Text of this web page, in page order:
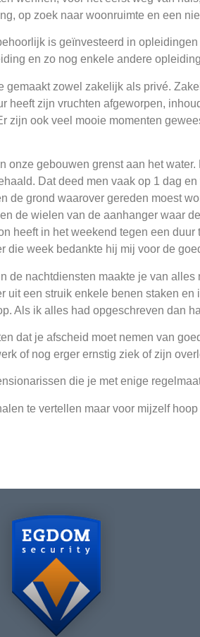
op zoek naar woonruimte en een
is geïnvesteerd in
en zo nog enkele andere
gemaakt zowel zakelijk als privé.
heeft zijn vruchten afgeworpen,
zijn ook veel mooie momenten
onze gebouwen grenst aan het
Dat deed men vaak op 1 dag
de grond waarover gereden moest
de wielen van de aanhanger waar
heeft in het weekend tegen een
die week bedankte hij mij voor de
de nachtdiensten maakte je van
uit een struik enkele benen staken
Als ik alles had opgeschreven dan
dat je afscheid moet nemen van
of nog erger ernstig ziek of zijn
die je met enige
te vertellen maar voor mijzelf